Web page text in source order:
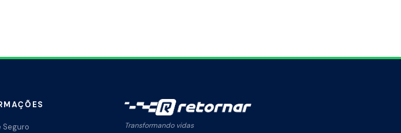
Seguro
Transformando vidas